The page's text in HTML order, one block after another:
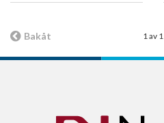
Bakåt 1 av 1